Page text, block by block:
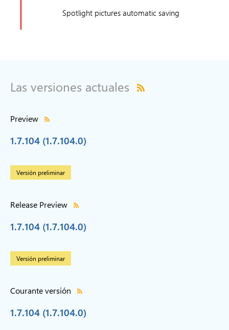
Spotlight pictures automatic saving
Las versiones actuales
Preview
1.7.104 (1.7.104.0)
Versión preliminar
Release Preview
1.7.104 (1.7.104.0)
Versión preliminar
Courante versión
1.7.104 (1.7.104.0)